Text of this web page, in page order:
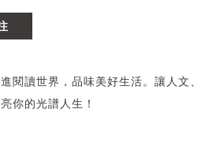
閱讀世界，品味美好生活。讓人文、
你的光譜人生！